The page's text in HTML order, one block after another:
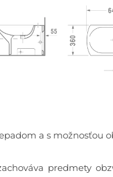
a s možnosťou
predmety